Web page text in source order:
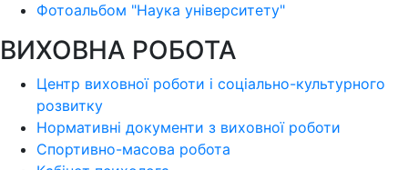
Фотоальбом "Наука університету"
ВИХОВНА РОБОТА
Центр виховної роботи і соціально-культурного
розвитку
Нормативні документи з виховної роботи
Спортивно-масова робота